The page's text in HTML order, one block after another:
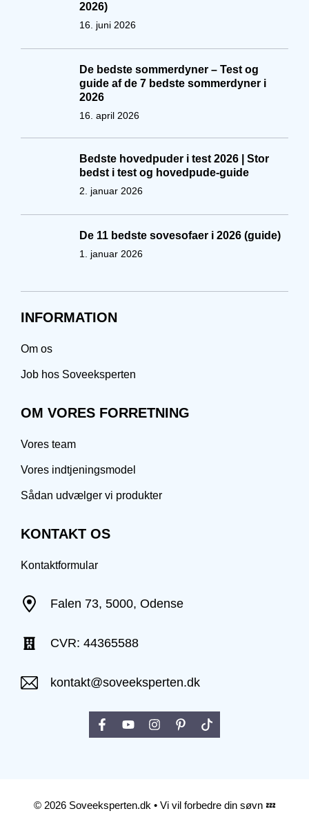
2026)
16. juni 2026
De bedste sommerdyner – Test og
guide af de 7 bedste sommerdyner i
2026
16. april 2026
Bedste hovedpuder i test 2026 | Stor
bedst i test og hovedpude-guide
2. januar 2026
De 11 bedste sovesofaer i 2026 (guide)
1. januar 2026
INFORMATION
Om os
Job hos Soveeksperten
OM VORES FORRETNING
Vores team
Vores indtjeningsmodel
Sådan udvælger vi produkter
KONTAKT OS
Kontaktformular
Falen 73, 5000, Odense
CVR: 44365588
kontakt@soveeksperten.dk
© 2026 Soveeksperten.dk • Vi vil forbedre din søvn 💤